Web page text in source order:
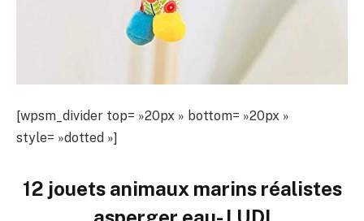
[wpsm_divider top= »20px » bottom= »20px »
style= »dotted »]
12 jouets animaux marins réalistes